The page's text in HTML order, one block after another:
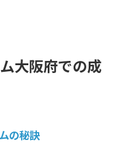
大阪府での成
の秘訣